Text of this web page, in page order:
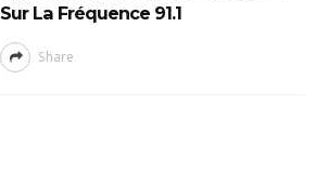
Sur La Fréquence 91.1
Share